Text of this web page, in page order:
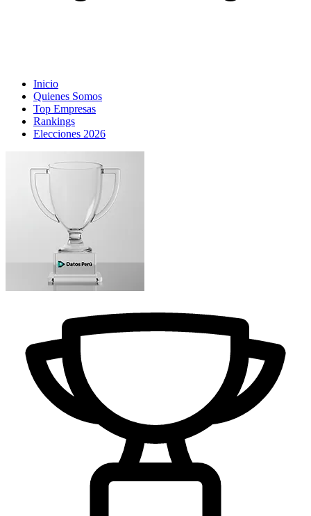
Inicio
Quienes Somos
Top Empresas
Rankings
Elecciones 2026